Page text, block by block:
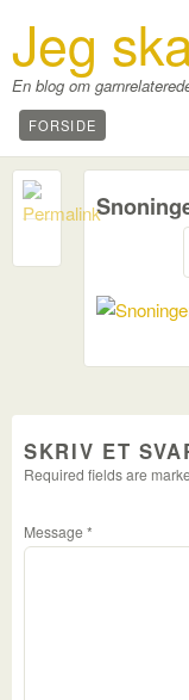
Jeg
En blog om
FORSIDE
SKRIV ET
Required fields are
Message*